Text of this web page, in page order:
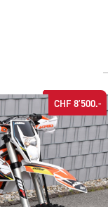
CHF 8'500.-